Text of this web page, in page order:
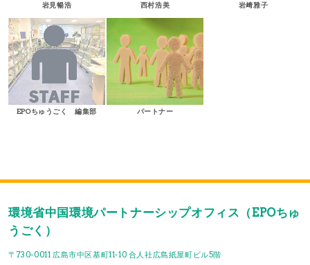
岩見暢浩 西村浩美 岩﨑雅子
EPOちゅうごく 編集部 パートナー
環境省中国環境パートナーシップオフィス（EPOちゅ
うごく）
〒730-0011 広島市中区基町11-10 合人社広島紙屋町ビル5階